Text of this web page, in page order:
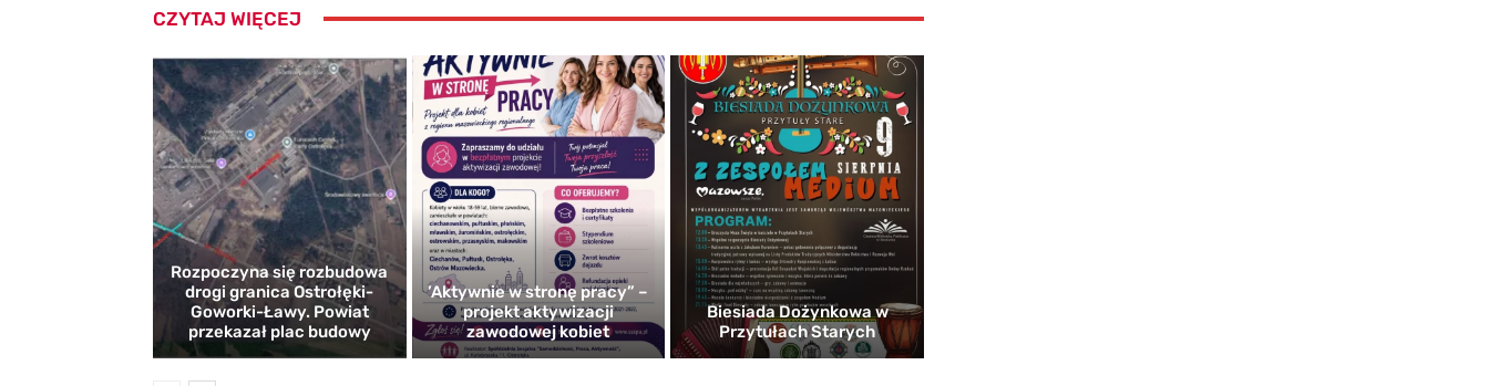
CZYTAJ WIĘCEJ
Rozpoczyna się rozbudowa
drogi granica Ostrołęki-
Goworki-Ławy. Powiat
przekazał plac budowy
’Aktywnie w stronę pracy” –
projekt aktywizacji
zawodowej kobiet
Biesiada Dożynkowa w
Przytułach Starych